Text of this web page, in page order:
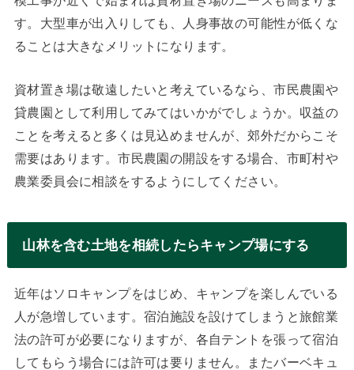
す。大型車が出入りしても、人身事故の可能性が低くな
ることは大きなメリットになります。
資材置き場は敬遠したいと考えているなら、市民農園や
貸農園として利用してみてはいかがでしょうか。収益の
ことを考えると多くは見込めませんが、郊外だからこそ
需要はあります。市民農園の開設をする場合、市町村や
農業委員会に相談をするようにしてください。
山林を含む土地を相続したらキャンプ場にする
近年はソロキャンプをはじめ、キャンプを楽しんでいる
人が急増しています。宿泊施設を設けてしまうと旅館業
法の許可が必要になりますが、各自テントを張って宿泊
してもらう場合には許可は要りません。またバーベキュ